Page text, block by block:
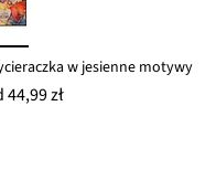
w jesienne motywy
44,99 zł